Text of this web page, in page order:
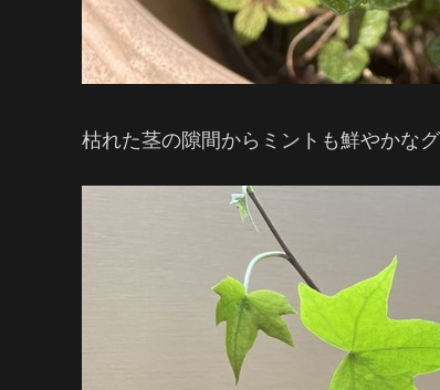
枯れた茎の隙間からミントも鮮やかな